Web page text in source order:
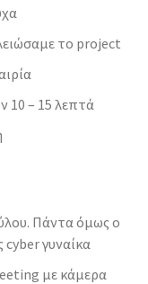
το project
10 – 15 λεπτά
Πάντα όμως ο
cyber γυναίκα
με κάμερα